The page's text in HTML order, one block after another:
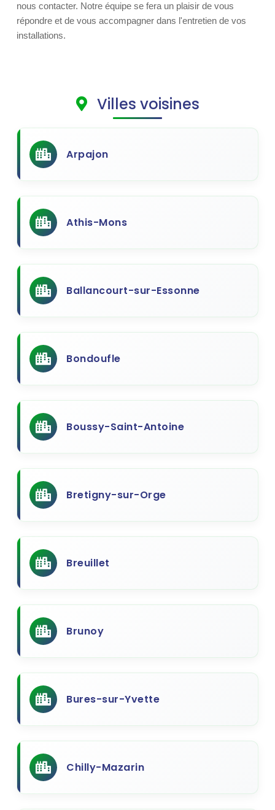
nous contacter. Notre équipe se fera un plaisir de vous
répondre et de vous accompagner dans l'entretien de vos
installations.
Villes voisines
Arpajon
Athis-Mons
Ballancourt-sur-Essonne
Bondoufle
Boussy-Saint-Antoine
Bretigny-sur-Orge
Breuillet
Brunoy
Bures-sur-Yvette
Chilly-Mazarin